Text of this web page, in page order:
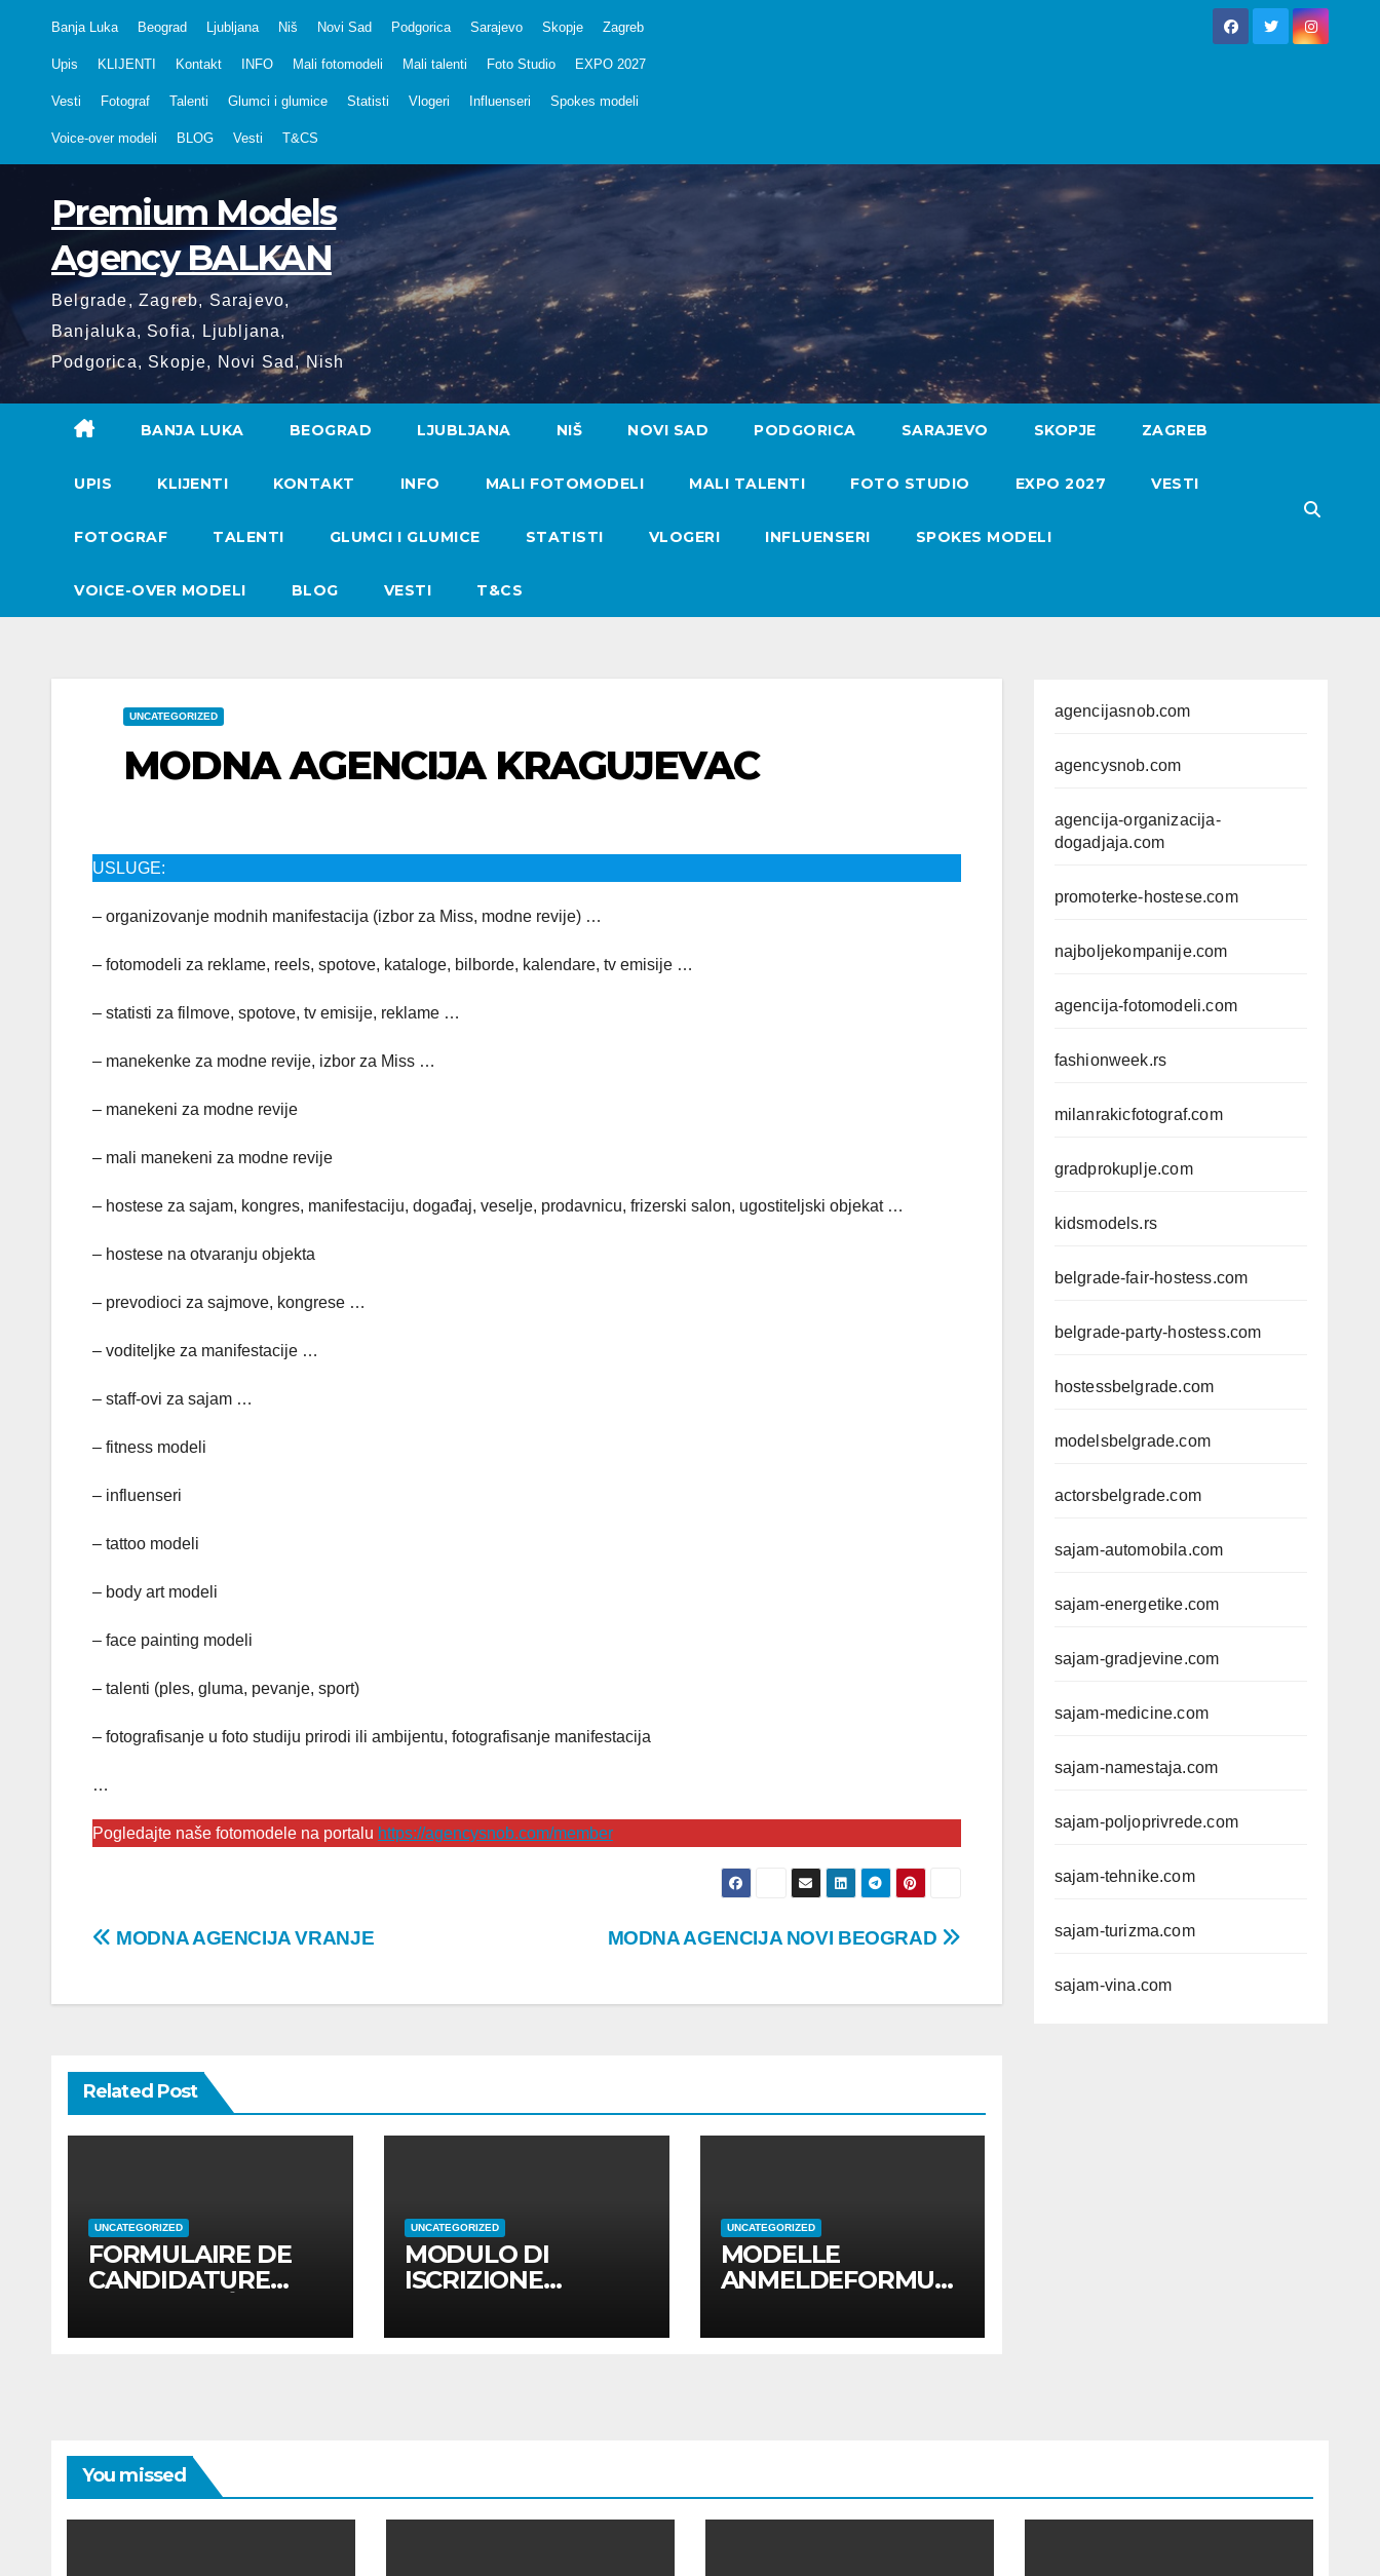
Banja Luka Beograd Ljubljana Niš Novi Sad Podgorica Sarajevo Skopje Zagreb
Upis KLIJENTI Kontakt INFO Mali fotomodeli Mali talenti Foto Studio EXPO 2027
Vesti Fotograf Talenti Glumci i glumice Statisti Vlogeri Influenseri Spokes modeli
Voice-over modeli BLOG Vesti T&CS
Premium Models
Agency BALKAN
Belgrade, Zagreb, Sarajevo,
Banjaluka, Sofia, Ljubljana,
Podgorica, Skopje, Novi Sad, Nish
BANJA LUKA BEOGRAD LJUBLJANA NIŠ NOVI SAD PODGORICA SARAJEVO SKOPJE ZAGREB
UPIS KLIJENTI KONTAKT INFO MALI FOTOMODELI MALI TALENTI FOTO STUDIO EXPO 2027 VESTI
FOTOGRAF TALENTI GLUMCI I GLUMICE STATISTI VLOGERI INFLUENSERI SPOKES MODELI
VOICE-OVER MODELI BLOG VESTI T&CS
UNCATEGORIZED
MODNA AGENCIJA KRAGUJEVAC
USLUGE:
– organizovanje modnih manifestacija (izbor za Miss, modne revije) …
– fotomodeli za reklame, reels, spotove, kataloge, bilborde, kalendare, tv emisije …
– statisti za filmove, spotove, tv emisije, reklame …
– manekenke za modne revije, izbor za Miss …
– manekeni za modne revije
– mali manekeni za modne revije
– hostese za sajam, kongres, manifestaciju, događaj, veselje, prodavnicu, frizerski salon, ugostiteljski objekat …
– hostese na otvaranju objekta
– prevodioci za sajmove, kongrese …
– voditeljke za manifestacije …
– staff-ovi za sajam …
– fitness modeli
– influenseri
– tattoo modeli
– body art modeli
– face painting modeli
– talenti (ples, gluma, pevanje, sport)
– fotografisanje u foto studiju prirodi ili ambijentu, fotografisanje manifestacija
…
Pogledajte naše fotomodele na portalu https://agencysnob.com/member
Post
MODNA AGENCIJA NOVI BEOGRAD
MODNA AGENCIJA VRANJE
Related Post
UNCATEGORIZED
FORMULAIRE DE
CANDIDATURE
UNCATEGORIZED
MODULO DI
ISCRIZIONE
UNCATEGORIZED
MODELLE
ANMELDEFORMUL
agencijasnob.com
agencysnob.com
agencija-organizacija-
dogadjaja.com
promoterke-hostese.com
najboljekompanije.com
agencija-fotomodeli.com
fashionweek.rs
milanrakicfotograf.com
gradprokuplje.com
kidsmodels.rs
belgrade-fair-hostess.com
belgrade-party-hostess.com
hostessbelgrade.com
modelsbelgrade.com
actorsbelgrade.com
sajam-automobila.com
sajam-energetike.com
sajam-gradjevine.com
sajam-medicine.com
sajam-namestaja.com
sajam-poljoprivrede.com
sajam-tehnike.com
sajam-turizma.com
sajam-vina.com
You missed